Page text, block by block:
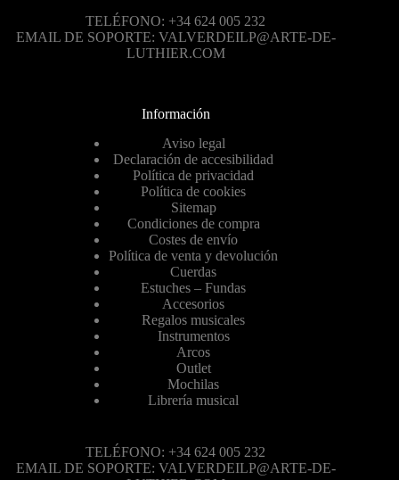
TELÉFONO: +34 624 005 232
EMAIL DE SOPORTE: VALVERDEILP@ARTE-DE-
LUTHIER.COM
Información
Aviso legal
Declaración de accesibilidad
Política de privacidad
Política de cookies
Sitemap
Condiciones de compra
Costes de envío
Política de venta y devolución
Cuerdas
Estuches – Fundas
Accesorios
Regalos musicales
Instrumentos
Arcos
Outlet
Mochilas
Librería musical
TELÉFONO: +34 624 005 232
EMAIL DE SOPORTE: VALVERDEILP@ARTE-DE-